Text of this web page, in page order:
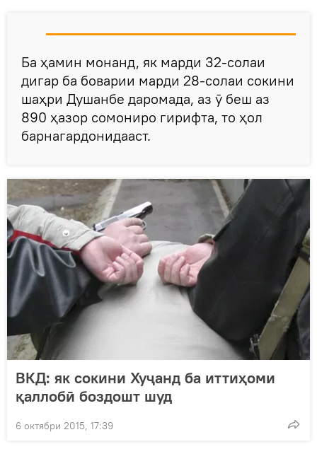
Ба ҳамин монанд, як марди 32-солаи
дигар ба боварии марди 28-солаи сокини
шаҳри Душанбе даромада, аз ӯ беш аз
890 ҳазор сомониро гирифта, то ҳол
барнагардонидааст.
ВКД: як сокини Хуҷанд ба иттиҳоми
қаллобӣ боздошт шуд
6 октябри 2015, 17:39